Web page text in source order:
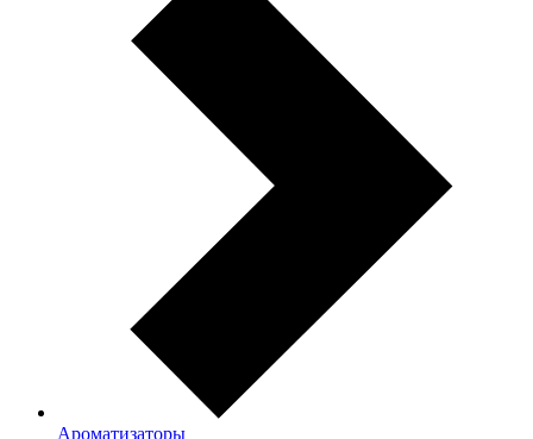
Ароматизаторы